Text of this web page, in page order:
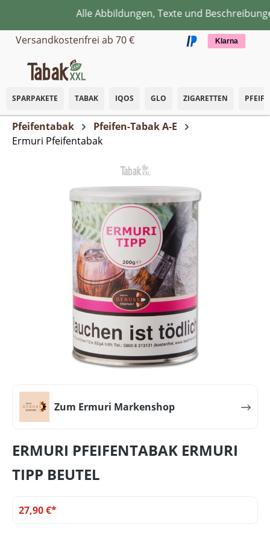
Zum Hauptinhalt springenAlle Abbildungen, Texte und
Versandkostenfrei ab 70 €
Klarna
SPARPAKETE TABAK IQOS GLO ZIGARETTEN
Pfeifentabak
Pfeifen-Tabak A-E
Ermuri Pfeifentabak
Zum Ermuri Markenshop
ERMURI PFEIFENTABAK ERMURI
TIPP BEUTEL
27,90 €*